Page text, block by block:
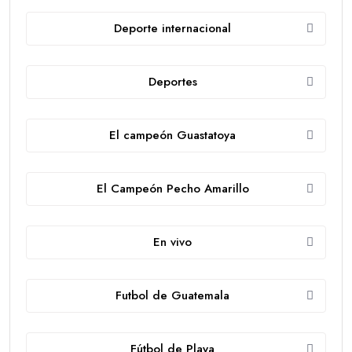
Deporte internacional
Deportes
El campeón Guastatoya
El Campeón Pecho Amarillo
En vivo
Futbol de Guatemala